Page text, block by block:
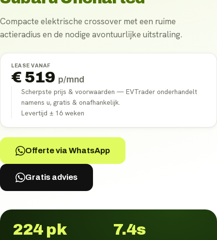
Compacte elektrische crossover met een ruime
actieradius en de nodige avontuurlijke uitstraling.
LEASE VANAF
€ 519 p/mnd
Scherpste prijs & voorwaarden — EVTrader onderhandelt
namens u, gratis & onafhankelijk.
Levertijd ± 16 weken
Offerte via WhatsApp
Gratis advies
224 pk 7.4s